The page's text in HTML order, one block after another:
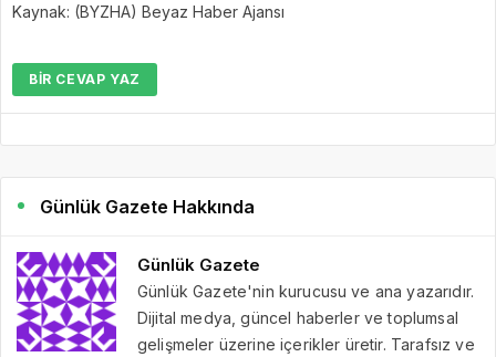
Kaynak: (BYZHA) Beyaz Haber Ajansı
BIR CEVAP YAZ
Günlük Gazete Hakkında
Günlük Gazete
Günlük Gazete'nin kurucusu ve ana yazarıdır.
Dijital medya, güncel haberler ve toplumsal
gelişmeler üzerine içerikler üretir. Tarafsız ve